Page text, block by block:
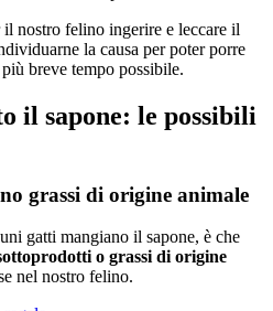
nostro felino ingerire e leccare il
la causa per poter porre
breve tempo possibile.
il sapone: le possibili
grassi di origine animale
gatti mangiano il sapone, è che
o grassi di origine
nel nostro felino.